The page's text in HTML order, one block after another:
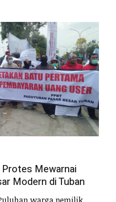
Mewarnai
Modern di Tuban